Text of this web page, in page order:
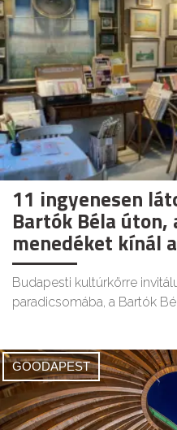
11 ingyenesen
Bartók Béla
menedéket kínál
Budapesti kultúrkörre
paradicsomába, a Bartók
GOODAPEST